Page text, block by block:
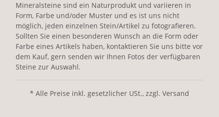
Mineralsteine sind ein Naturprodukt und variieren in
Form, Farbe und/oder Muster und es ist uns nicht
möglich, jeden einzelnen Stein/Artikel zu fotografieren.
Sollten Sie einen besonderen Wunsch an die Form oder
Farbe eines Artikels haben, kontaktieren Sie uns bitte vor
dem Kauf, gern senden wir Ihnen Fotos der verfügbaren
Steine zur Auswahl.
* Alle Preise inkl. gesetzlicher USt., zzgl. Versand